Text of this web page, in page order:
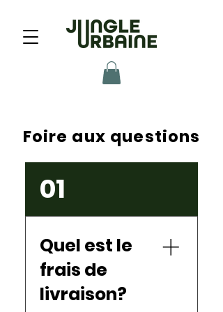
Foire aux questions
01
Quel est le
frais de
livraison?